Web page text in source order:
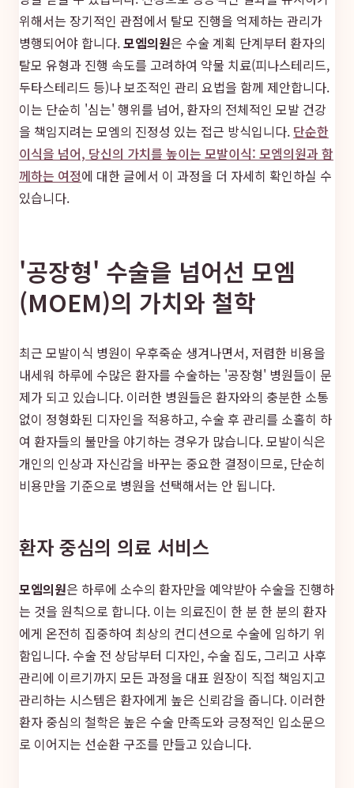
위해서는 장기적인 관점에서 탈모 진행을 억제하는 관리가
병행되어야 합니다.모엠의원은 수술 계획 단계부터 환자의
탈모 유형과 진행 속도를 고려하여 약물 치료(피나스테리드,
두타스테리드 등)나 보조적인 관리 요법을 함께 제안합니다.
이는 단순히 '심는' 행위를 넘어, 환자의 전체적인 모발 건강
을 책임지려는 모엠의 진정성 있는 접근 방식입니다. 단순한
이식을 넘어, 당신의 가치를 높이는 모발이식: 모엠의원과 함
께하는 여정에 대한 글에서 이 과정을 더 자세히 확인하실 수
있습니다.
'공장형' 수술을 넘어선 모엠
(MOEM)의 가치와 철학
최근 모발이식 병원이 우후죽순 생겨나면서, 저렴한 비용을
내세워 하루에 수많은 환자를 수술하는 '공장형' 병원들이 문
제가 되고 있습니다. 이러한 병원들은 환자와의 충분한 소통
없이 정형화된 디자인을 적용하고, 수술 후 관리를 소홀히 하
여 환자들의 불만을 야기하는 경우가 많습니다. 모발이식은
개인의 인상과 자신감을 바꾸는 중요한 결정이므로, 단순히
비용만을 기준으로 병원을 선택해서는 안 됩니다.
환자 중심의 의료 서비스
모엠의원은 하루에 소수의 환자만을 예약받아 수술을 진행하
는 것을 원칙으로 합니다. 이는 의료진이 한 분 한 분의 환자
에게 온전히 집중하여 최상의 컨디션으로 수술에 임하기 위
함입니다. 수술 전 상담부터 디자인, 수술 집도, 그리고 사후
관리에 이르기까지 모든 과정을 대표 원장이 직접 책임지고
관리하는 시스템은 환자에게 높은 신뢰감을 줍니다. 이러한
환자 중심의 철학은 높은 수술 만족도와 긍정적인 입소문으
로 이어지는 선순환 구조를 만들고 있습니다.